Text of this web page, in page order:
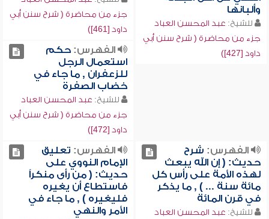
وألبانها
للشيخ: عبد المحسن العباد
جزء من محاضرة ( شرح سنن أبي
داود [427])
جزء من محاضرة ( شرح سنن أبي
داود [461])
الفهرس:حكم
استعمال الرجل
للزعفران , ما جاء في
خضاب الصفرة
للشيخ: عبد المحسن العباد
جزء من محاضرة ( شرح سنن أبي
داود [472])
الفهرس: شرح
حديث: ( إن الله يبعث
لهذه الأمة على رأس كل
مائة سنة ... ) , ما يذكر
في قرن المائة
للشيخ: عبد المحسن العباد
الفهرس: تعليق
الإمام النووي على
حديث: ( من رأى منكراً
فاستطاع أن يغيره
فليغيره ) , ما جاء في
الأمر والنهي